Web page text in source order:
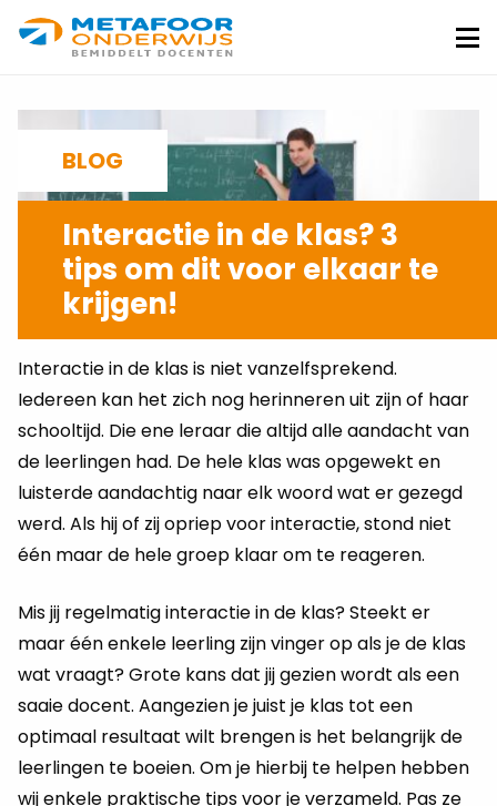
Metafoor
Onderwijs
BLOG
Interactie in de klas? 3
tips om dit voor elkaar te
krijgen!
28-02-2020
Interactie in de klas is niet vanzelfsprekend.
Iedereen kan het zich nog herinneren uit zijn of haar
schooltijd. Die ene leraar die altijd alle aandacht van
de leerlingen had. De hele klas was opgewekt en
luisterde aandachtig naar elk woord wat er gezegd
werd. Als hij of zij opriep voor interactie, stond niet
één maar de hele groep klaar om te reageren.
Mis jij regelmatig interactie in de klas? Steekt er
maar één enkele leerling zijn vinger op als je de klas
wat vraagt? Grote kans dat jij gezien wordt als een
saaie docent. Aangezien je juist je klas tot een
optimaal resultaat wilt brengen is het belangrijk de
leerlingen te boeien. Om je hierbij te helpen hebben
wij enkele praktische tips voor je verzameld. Pas ze